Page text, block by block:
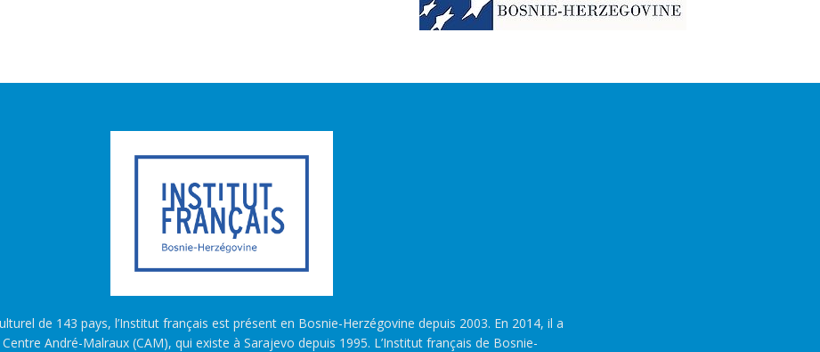
de 143 pays, l’Institut français est présent en Bosnie-Herzégovine depuis 2003. En 2014, il a
André-Malraux (CAM), qui existe à Sarajevo depuis 1995. L’Institut français de Bosnie-